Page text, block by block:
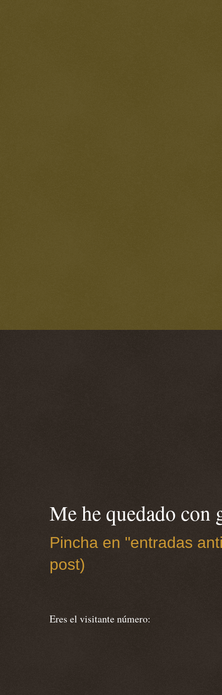
Me he quedado con
Pincha en "entradas
post)
Eres el visitante número: